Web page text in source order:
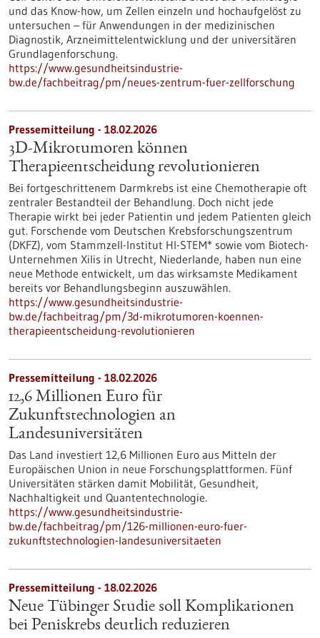
und das Know-how, um Zellen einzeln und hochaufgelöst zu
untersuchen – für Anwendungen in der medizinischen
Diagnostik, Arzneimittelentwicklung und der universitären
Grundlagenforschung.
https://www.gesundheitsindustrie-
bw.de/fachbeitrag/pm/neues-zentrum-fuer-zellforschung
Pressemitteilung - 18.02.2026
3D-Mikrotumoren können
Therapieentscheidung revolutionieren
Bei fortgeschrittenem Darmkrebs ist eine Chemotherapie oft
zentraler Bestandteil der Behandlung. Doch nicht jede
Therapie wirkt bei jeder Patientin und jedem Patienten gleich
gut. Forschende vom Deutschen Krebsforschungszentrum
(DKFZ), vom Stammzell-Institut HI-STEM* sowie vom Biotech-
Unternehmen Xilis in Utrecht, Niederlande, haben nun eine
neue Methode entwickelt, um das wirksamste Medikament
bereits vor Behandlungsbeginn auszuwählen.
https://www.gesundheitsindustrie-
bw.de/fachbeitrag/pm/3d-mikrotumoren-koennen-
therapieentscheidung-revolutionieren
Pressemitteilung - 18.02.2026
12,6 Millionen Euro für
Zukunftstechnologien an
Landesuniversitäten
Das Land investiert 12,6 Millionen Euro aus Mitteln der
Europäischen Union in neue Forschungsplattformen. Fünf
Universitäten stärken damit Mobilität, Gesundheit,
Nachhaltigkeit und Quantentechnologie.
https://www.gesundheitsindustrie-
bw.de/fachbeitrag/pm/126-millionen-euro-fuer-
zukunftstechnologien-landesuniversitaeten
Pressemitteilung - 18.02.2026
Neue Tübinger Studie soll Komplikationen
bei Peniskrebs deutlich reduzieren